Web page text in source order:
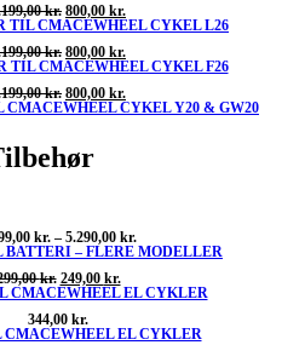
kr. Den
oprindelige
pris
var:
800,00 kr.Den
aktuelle
er:
TIL CMACEWHEEL CYKEL L26
kr. Den
oprindelige
pris
var:
800,00 kr.Den
aktuelle
er:
TIL CMACEWHEEL CYKEL F26
kr. Den
oprindelige
1.199,00 kr..
800,00 kr.Den
aktuelle
CYKEL Y20 & GW20
kr. – 5.290,00 kr.Prisinterval:
3.999,00 kr.
5.290,00 kr.
BATTERI – FLERE MODELLER
kr. Den
oprindelige
pris
var:
249,00 kr.Den
aktuelle
er:
CMACEWHEEL EL CYKLER
344,00 kr.
CMACEWHEEL EL CYKLER